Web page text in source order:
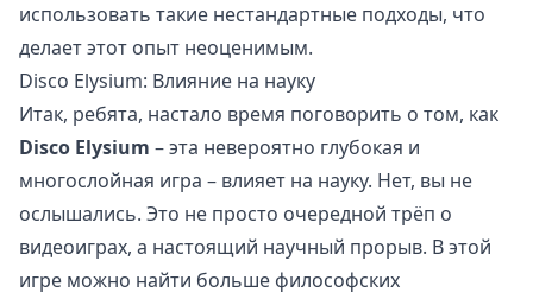
использовать такие нестандартные подходы, что
делает этот опыт неоценимым.
Disco Elysium: Влияние на науку
Итак, ребята, настало время поговорить о том, как
Disco Elysium – эта невероятно глубокая и
многослойная игра – влияет на науку. Нет, вы не
ослышались. Это не просто очередной трёп о
видеоиграх, а настоящий научный прорыв. В этой
игре можно найти больше философских